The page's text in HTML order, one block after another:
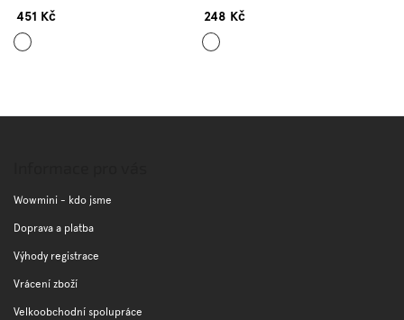
451 Kč
Bílá
248 Kč
Světle
modrá
Wowmini - kdo jsme
Doprava a platba
Výhody registrace
Vrácení zboží
Velkoobchodní spolupráce